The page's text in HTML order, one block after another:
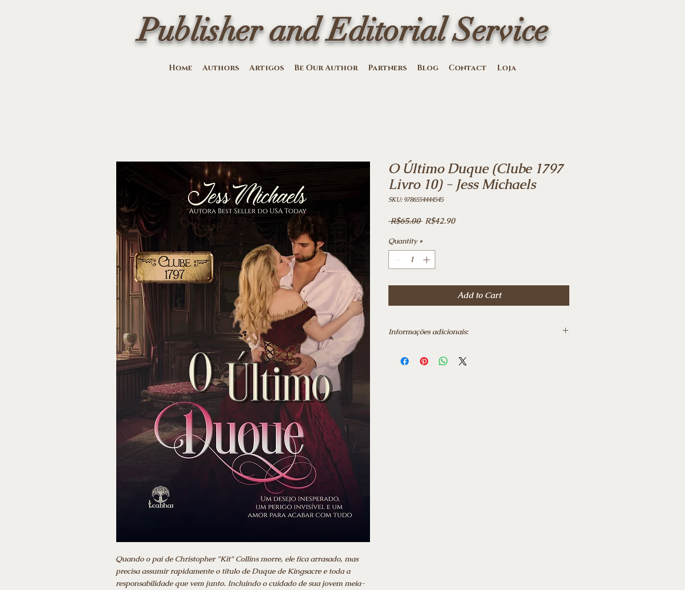
Publisher and Editorial Service
Home Authors Artigos Be Our Author Partners Blog Contact Loja
Quando o pai de Christopher "Kit" Collins morre, ele fica arrasado, mas
precisa assumir rapidamente o título de Duque de Kingsacre e toda a
responsabilidade que vem junto. Incluindo o cuidado de sua jovem meia-
O Último Duque (Clube 1797
Livro 10) - Jess Michaels
SKU: 9786554444545
R$65.00 Regular
R$42.90Sale
Quantity *
Add to Cart
Informações adicionais:
Edição: ‎ 1ª